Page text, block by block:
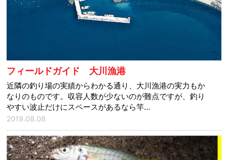
フィールドガイド 大川漁港
近隣の釣り場の実績からわかる通り、大川漁港の実力もか
なりのものです。収容人数が少ないのが難点ですが、釣り
やすい波止だけにスペースがあるなら竿…
2019.08.08